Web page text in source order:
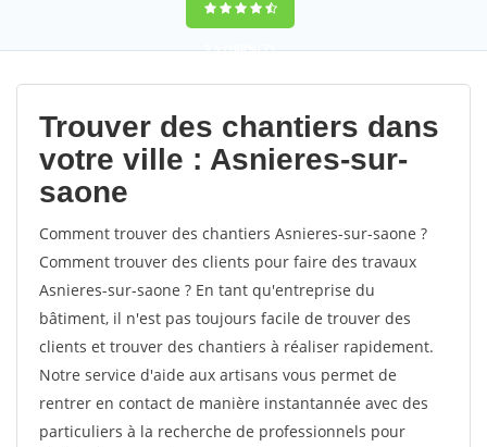
9,5(100%)71
votes
Trouver des chantiers dans
votre ville : Asnieres-sur-
saone
Comment trouver des chantiers Asnieres-sur-saone ?
Comment trouver des clients pour faire des travaux
Asnieres-sur-saone ? En tant qu'entreprise du
bâtiment, il n'est pas toujours facile de trouver des
clients et trouver des chantiers à réaliser rapidement.
Notre service d'aide aux artisans vous permet de
rentrer en contact de manière instantannée avec des
particuliers à la recherche de professionnels pour